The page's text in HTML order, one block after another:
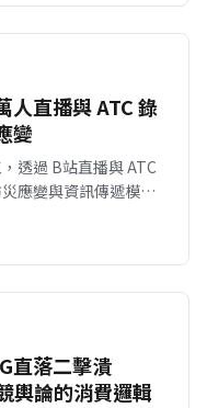
人直播與 ATC 錄
變
透過 B站直播與 ATC
應變與資訊傳遞模
直落二擊潰
輿論的消費邏輯